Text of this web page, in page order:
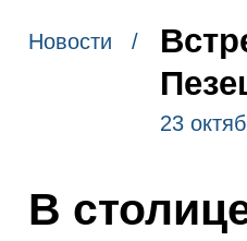
Новости /
23
В